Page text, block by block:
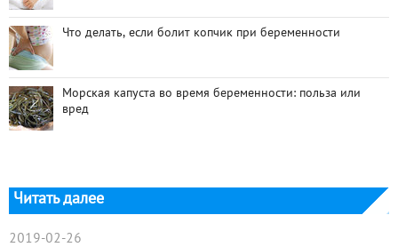
Что делать, если болит копчик при беременности
Морская капуста во время беременности: польза или
вред
Читать далее
2019-02-26